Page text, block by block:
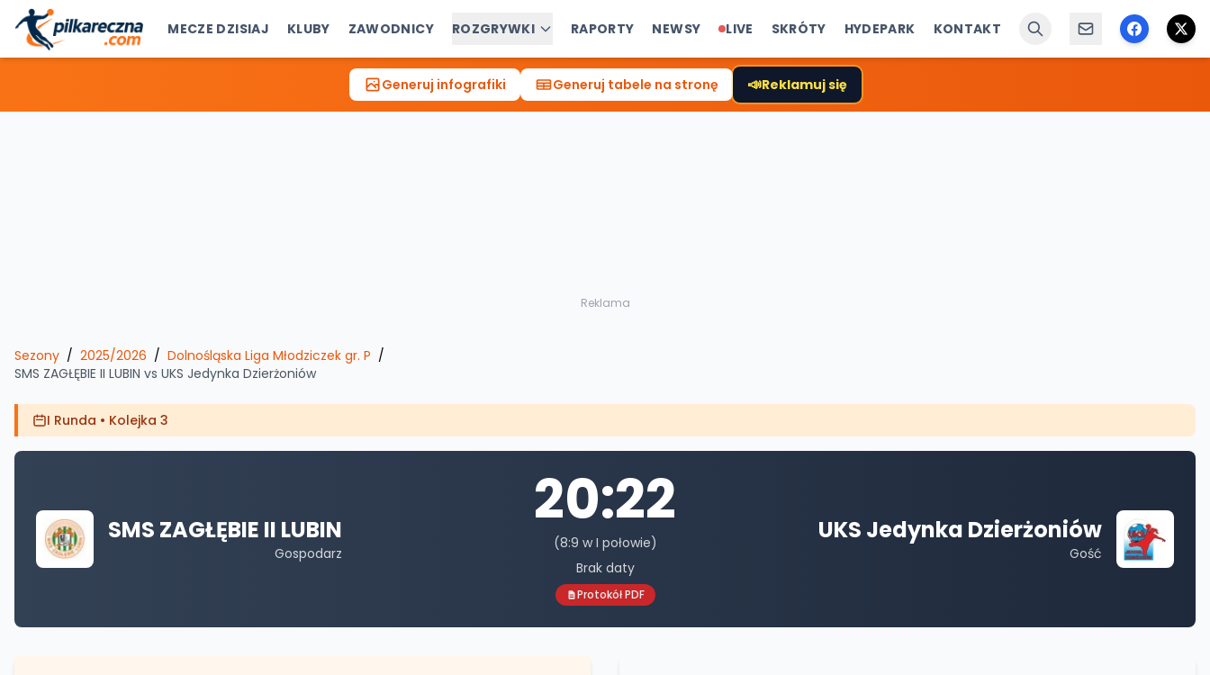
MECZE DZISIAJ KLUBY ZAWODNICY ROZGRYWKI RAPORTY NEWSY LIVE SKRÓTY HYDEPARK KONTAKT
Generuj infografiki Generuj tabele na stronę 📣Reklamuj się
Reklama
Sezony / 2025/2026 / Dolnośląska Liga Młodziczek gr. P /
SMS ZAGŁĘBIE II LUBIN vs UKS Jedynka Dzierżoniów
I Runda • Kolejka 3
SMS ZAGŁĘBIE II LUBIN
Gospodarz
20:22
(8:9 w I połowie)
Brak daty
Protokół PDF
UKS Jedynka Dzierżoniów
Gość